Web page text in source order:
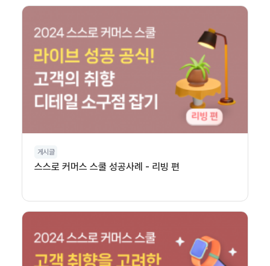
게시글
스스로 커머스 스쿨 성공사례 - 리빙 편